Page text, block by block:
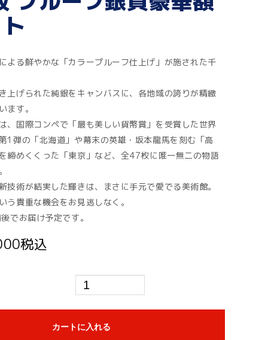
よる鮮やかな「カラープルーフ仕上げ」が施された千
上げられた純銀をキャンバスに、各地域の誇りが精緻
ます。
、国際コンペで「最も美しい貨幣賞」を受賞した世界
1弾の「北海道」や幕末の英雄・坂本龍馬を刻む「高
締めくくった「東京」など、全47枚に唯一無二の物語
技術が結実した輝きは、まさに手元で愛でる美術館。
う貴重な機会をお見逃しなく。
でお届け予定です。
税込
カートに入れる